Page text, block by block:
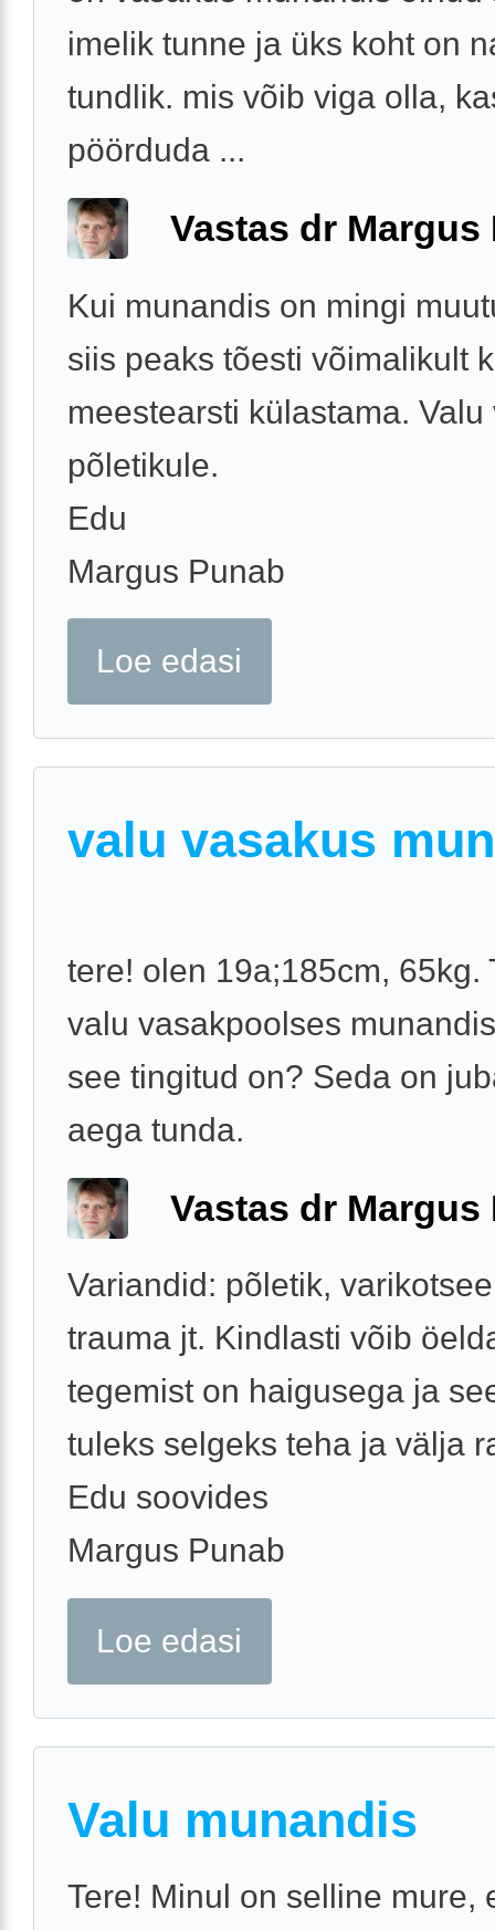
imelik tunne ja üks koht on
tundlik. mis võib viga olla,
pöörduda ...
Vastas dr Margus
Kui munandis on mingi
siis peaks tõesti võimalikult
meestearsti külastama. Valu
põletikule.
Edu
Margus Punab
Loe edasi
valu vasakus
tere! olen 19a;185cm, 65kg.
valu vasakpoolses
see tingitud on? Seda on
aega tunda.
Vastas dr Margus
Variandid: põletik,
trauma jt. Kindlasti võib
tegemist on haigusega ja
tuleks selgeks teha ja välja
Edu soovides
Margus Punab
Loe edasi
Valu munandis
Tere! Minul on selline mure,